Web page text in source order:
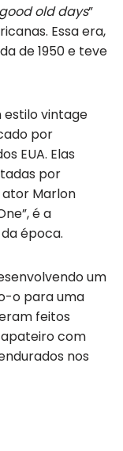
good old days”
Essa era,
de 1950 e teve
estilo vintage
por
EUA. Elas
por
ator Marlon
é a
época.
um
o para uma
feitos
com
nos